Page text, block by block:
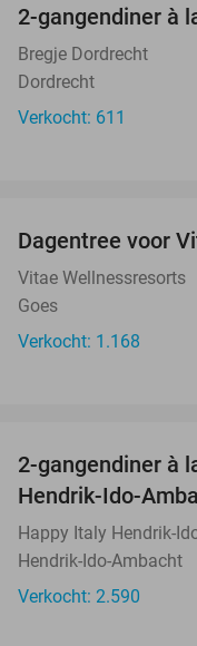
2-gangendiner à
Bregje Dordrecht
Dordrecht
Verkocht: 611
Dagentree voor
Vitae Wellnessresorts
Goes
Verkocht: 1.168
2-gangendiner à
Hendrik-Ido-
Happy Italy Hendrik-
Hendrik-Ido-Ambacht
Verkocht: 2.590